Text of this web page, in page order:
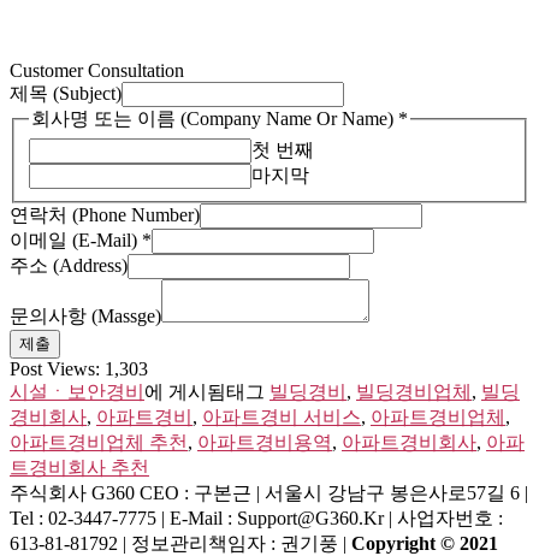
Customer Consultation
제목 (Subject)
(Company
(Phone
처
회사명 또는 이름 (Company Name Or Name) *
첫 번째
마지막
연락처 (Phone Number)
이메일 (E-Mail) *
주소 (Address)
문의사항 (Massge)
제출
Post Views: 1,303
시설ㆍ보안경비 에 게시됨태그 빌딩경비 , 빌딩경비업체 , 빌딩
경비회사, 아파트경비 , 아파트경비 서비스, 아파트경비업체 ,
아파트경비업체 추천, 아파트경비용역, 아파트경비회사, 아파
트경비회사 추천
주식회사 G360 CEO : 구본근 | 서울시 강남구 봉은사로57길 6 |
Tel : 02-3447-7775 | E-Mail : Support@g360.kr | 사업자번호 :
613-81-81792 | 정보관리책임자 : 권기풍 | Copyright © 2021